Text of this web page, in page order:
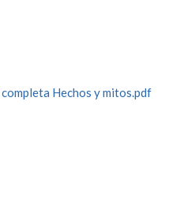
Hechos y mitos.pdf